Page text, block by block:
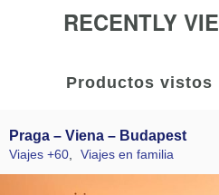
RECENTLY
Productos vistos
Praga – Viena – Budapest
Viajes +60 Viajes en familia